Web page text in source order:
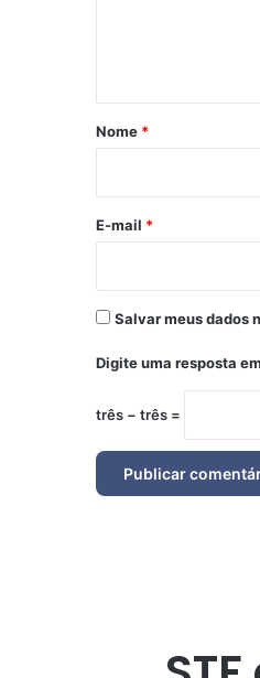
r
*
Nome *
E-mail *
Salvar meus dados
Digite uma resposta
três − três =